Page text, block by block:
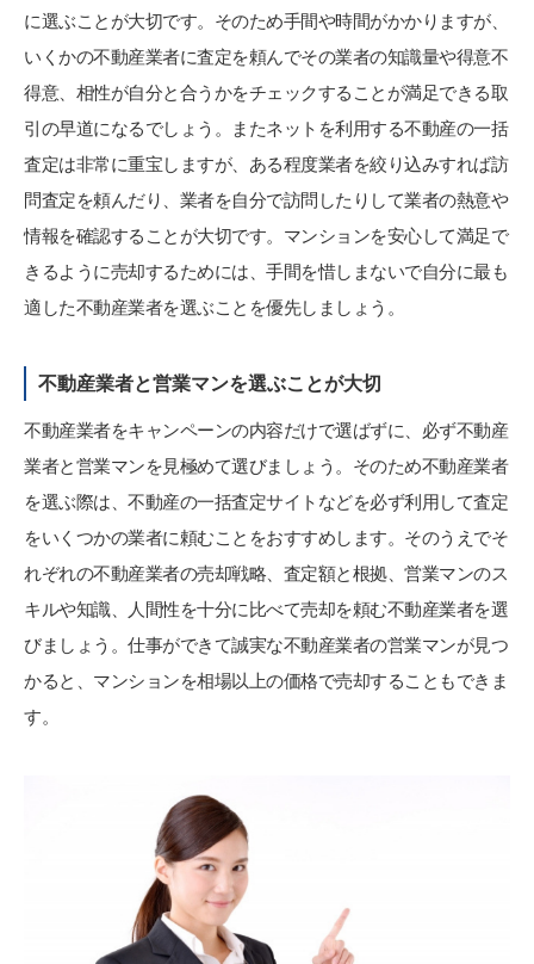
に選ぶことが大切です。そのため手間や時間がかかりますが、
いくかの不動産業者に査定を頼んでその業者の知識量や得意不
得意、相性が自分と合うかをチェックすることが満足できる取
引の早道になるでしょう。またネットを利用する不動産の一括
査定は非常に重宝しますが、ある程度業者を絞り込みすれば訪
問査定を頼んだり、業者を自分で訪問したりして業者の熱意や
情報を確認することが大切です。マンションを安心して満足で
きるように売却するためには、手間を惜しまないで自分に最も
適した不動産業者を選ぶことを優先しましょう。
不動産業者と営業マンを選ぶことが大切
不動産業者をキャンペーンの内容だけで選ばずに、必ず不動産
業者と営業マンを見極めて選びましょう。そのため不動産業者
を選ぶ際は、不動産の一括査定サイトなどを必ず利用して査定
をいくつかの業者に頼むことをおすすめします。そのうえでそ
れぞれの不動産業者の売却戦略、査定額と根拠、営業マンのス
キルや知識、人間性を十分に比べて売却を頼む不動産業者を選
びましょう。仕事ができて誠実な不動産業者の営業マンが見つ
かると、マンションを相場以上の価格で売却することもできま
す。